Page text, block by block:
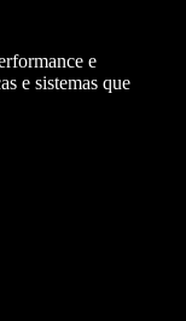
e
e sistemas que